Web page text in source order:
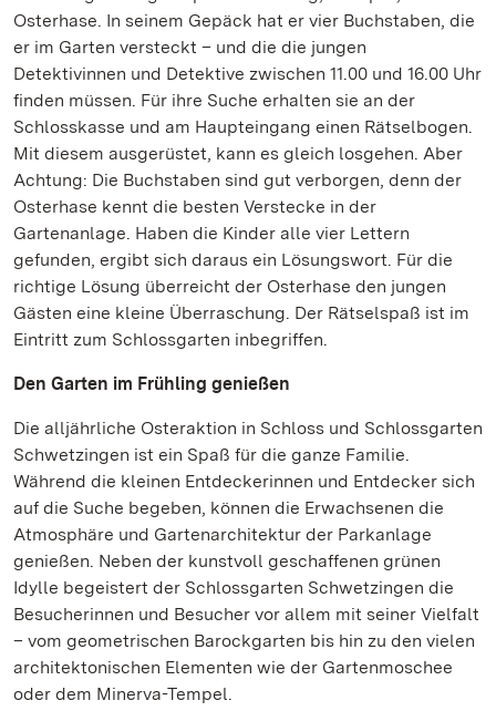
Osterhase. In seinem Gepäck hat er vier Buchstaben, die
er im Garten versteckt – und die die jungen
Detektivinnen und Detektive zwischen 11.00 und 16.00 Uhr
finden müssen. Für ihre Suche erhalten sie an der
Schlosskasse und am Haupteingang einen Rätselbogen.
Mit diesem ausgerüstet, kann es gleich losgehen. Aber
Achtung: Die Buchstaben sind gut verborgen, denn der
Osterhase kennt die besten Verstecke in der
Gartenanlage. Haben die Kinder alle vier Lettern
gefunden, ergibt sich daraus ein Lösungswort. Für die
richtige Lösung überreicht der Osterhase den jungen
Gästen eine kleine Überraschung. Der Rätselspaß ist im
Eintritt zum Schlossgarten inbegriffen.
Den Garten im Frühling genießen
Die alljährliche Osteraktion in Schloss und Schlossgarten
Schwetzingen ist ein Spaß für die ganze Familie.
Während die kleinen Entdeckerinnen und Entdecker sich
auf die Suche begeben, können die Erwachsenen die
Atmosphäre und Gartenarchitektur der Parkanlage
genießen. Neben der kunstvoll geschaffenen grünen
Idylle begeistert der Schlossgarten Schwetzingen die
Besucherinnen und Besucher vor allem mit seiner Vielfalt
– vom geometrischen Barockgarten bis hin zu den vielen
architektonischen Elementen wie der Gartenmoschee
oder dem Minerva-Tempel.